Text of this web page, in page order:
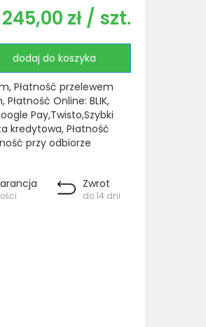
245,00 zł / szt.
dodaj do koszyka
Płatność przelewem
Online: BLIK,
Pay,Twisto,Szybki
kredytowa, Płatność
przy odbiorze
Zwrot
do 14 dni